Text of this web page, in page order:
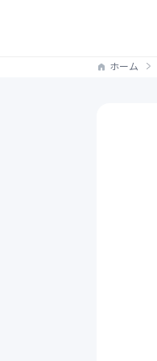
ホーム